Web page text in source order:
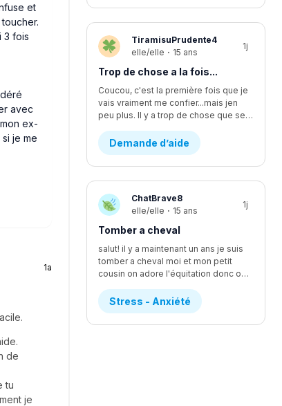
et
3 fois
avec
ex-
je me
1a
de
tu
je
TiramisuPrudente4
elle/elle · 15 ans
1j
Trop de chose a la fois...
Coucou, c'est la première fois que je
vais vraiment me confier...mais jen
peu plus. Il y a trop de chose que se passe en même temps...en se moment, je suis en procès contre un pédophile... j'étais supposer aller lire une lettre devant la cour il y a deux semaines environ, mais ça été reporter au dans deux mois. Encore. Ça fsit 2 ans que c'est reporter chaque fois. Moi jetais enfin prête a passer par dessus...mais c'est encore loin d'être fini et ça va juste me stresser encore plus. J'ai aussi été victims d'un viol d'un ami proche. Ça aussi sa failli partir en procès et c'était stressant parce que j'avais plein dappel par rapport a sa de pleins de personnes. Ma mère m'explicais pas bien les nouvelles par rapport a sa, se qui me faisait croire pleins d'affaires qui était fausse. Sinon, je change d'école cette année, pour mon secondaire 4. Je vais dans une école ou je ne suis pas vraiment apprecier, sans trop savoir pourquoi...je vais perdre tout mes amis et de sec 1 à sec 3 sa été les seuls années dans une seule école de tout ma vie. Lintidimation reviens de plus en plus...J'ai l'impression de redevenir comme avant...celle qui ce noyait dans le négatif a toute situation. J'ai vraiment changer aujourd'hui, sauf que j'ai trop l'impression de redevenir celle que j'étais...J'ai recommencer a me scarifier, alors que sa fais au moins des mois et des mois que je ne lavais pas fait....je ne sais plus du tout quoi faire...merci de m'avoir lu, c'est très apprecier 🤍
Demande d’aide
ChatBrave8
elle/elle · 15 ans
1j
Tomber a cheval
salut! il y a maintenant un ans je suis
tomber a cheval moi et mon petit
cousin on adore l'équitation donc on a fait un quand de jour d'équitation et c'était vraiment le fun j'avait un cheval que je m'étai vraiment beaucoup attacher mais se cheval avien comme réputation de faire tomber les personne mais je l'avait déjà monte lundi et tout ce bien passer et j'ai réussi a pas tomber lundi que mon cheval ( jessie) a essaie de le faire et je réussi a le contrôler donc j'ai demander a la prof si je pouvais la monter et elle a accepter mais le mercredi de la semaine je tomber depuis que je suis toute petite J'ADORAIS LES CHEVEUX mais quand je suis tomber je n'arrivait plus a respire pendent au moins une bonne grosse minute j'ai eu un étirement du loberais dans le dos ou un truc comme ca au début je n'arrivais vraiment pas a me lever les monitrice mon dit de me mettre sur le coter et de prendre le temps pour me relever j'ai eu un rendez-vous chez le chiro et elle ma dit que je pouvez pas remonter avent 2 jour si sa me faisait plus mal mais je ne suis pas remonter mais je voulais voir si Jessie était correct donc je suis aller mais je n'ai pas monter Mais la sa fais un ans et je sais pas il a une parti de moi qui veut vraiment remonter mais l'autre a vraiment peur et sa me STRESS ENORMEMENT donc si vous avais de conseille je suis preneusedesoler pour le faute d'ortoragphe et ja pas tout dit le detaille mais les plus importent
Stress - Anxiété